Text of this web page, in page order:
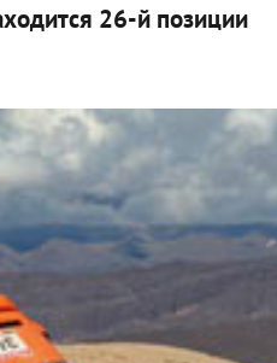
26-й позиции